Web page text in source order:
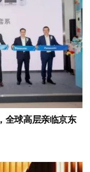
全球高层亲临京东